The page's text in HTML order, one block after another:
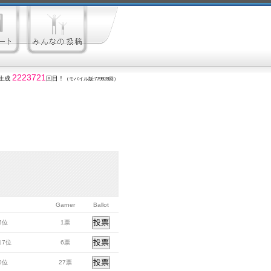
成 2223721 回目！ （モバイル版:779928回）
Garner Ballot
位 1票
位 6票
位 27票